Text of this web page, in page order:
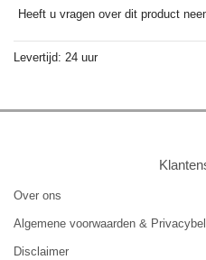
Heeft u vragen over dit product
Levertijd: 24 uur
Over ons
Algemene voorwaarden &
Disclaimer